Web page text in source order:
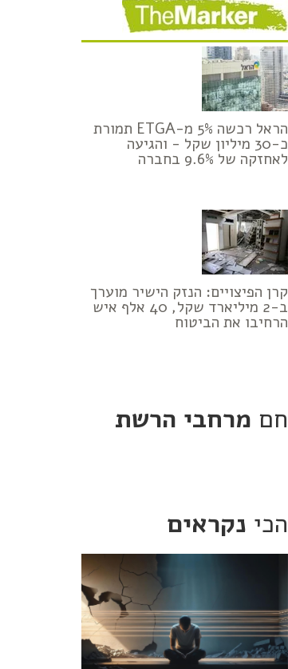
הראל רכשה 5% מ-ETGA תמורת
כ-30 מיליון שקל - והגיעה
לאחזקה של 9.6% בחברה
קרן הפיצויים: הנזק הישיר מוערך
ב-2 מיליארד שקל, 40 אלף איש
הרחיבו את הביטוח
חם מרחבי הרשת
הכי נקראים